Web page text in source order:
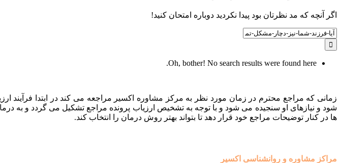
اگر آنچه که مد نظرتان بود پیدا نکردید دوباره امتحان کنید!
Search
for:
Oh, bother! No search results were found here.
زمانی که مراجع محترم در زمان مورد نظر به مرکز مشاوره اکسیر مراجعه می کند در ابتدا
شود و نیازهای او سنجیده می شود و با توجه به تشخیص ارزیاب پرونده مراجع تشکیل می گردد و به
ها در کنار توضیحات مراجع خود قرار دهد تا بتواند بهتر روش درمان را انتخاب کند.
مراکز مشاوره و روانشناسی اکسیر